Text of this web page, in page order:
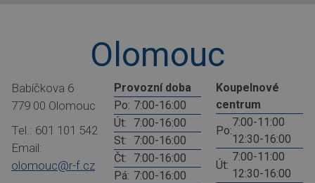
Olomouc
Babíčkova 6
779 00 Olomouc
Tel.: 601 101 542
Email:
olomouc@r-f.cz
Provozní doba
Po: 7:00-16:00
Út:
7:00-16:00
St:
7:00-16:00
Čt:
7:00-16:00
Pá: 7:00-16:00
Koupelnové
centrum
Po:
7:00-11:00
12:30-16:00
Út:
7:00-11:00
12:30-16:00